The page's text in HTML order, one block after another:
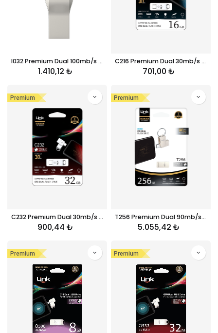
I032 Premium Dual 100mb/s 32GB iPhone Lightning USB OTG Flash Bellek
1.410,12 ₺
C216 Premium Dual 30mb/s 16GB Tip-C USB OTG Flash Bellek
701,00 ₺
Premium
C232 Premium Dual 30mb/s 32GB Tip-C USB OTG Flash Bellek
900,44 ₺
Premium
T256 Premium Dual 90mb/s 256GB Tip-C USB OTG Flash Bellek
5.055,42 ₺
Premium Premium